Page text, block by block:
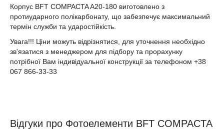
Корпус BFT COMPACTA A20-180 виготовлено з
протиударного полікарбонату, що забезпечує максимальний
термін служби та ударостійкість.
Увага!!! Ціни можуть відрізнятися, для уточнення необхідно
зв'язатися з менеджером для підбору та прорахунку
потрібної Вам індивідуальної конструкції за телефоном +38
067 866-33-33
Відгуки про Фотоелементи BFT COMPACTA